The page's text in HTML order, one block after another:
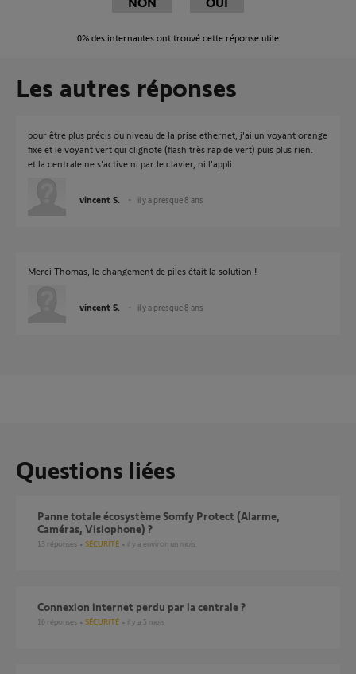
0% des internautes ont trouvé cette réponse utile
Les autres réponses
pour être plus précis ou niveau de la prise ethernet, j'ai un voyant orange
fixe et le voyant vert qui clignote (flash très rapide vert) puis plus rien.
et la centrale ne s'active ni par le clavier, ni l'appli
vincent S. il y a presque 8 ans
Merci Thomas, le changement de piles était la solution !
vincent S. il y a presque 8 ans
Questions liées
Panne totale écosystème Somfy Protect (Alarme,
Caméras, Visiophone) ?
13 réponses SÉCURITÉ il y a environ un mois
Connexion internet perdu par la centrale ?
16 réponses SÉCURITÉ il y a 5 mois